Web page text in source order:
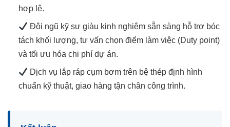
hợp lệ.
Đội ngũ kỹ sư giàu kinh nghiệm sẵn sàng hỗ trợ bóc
tách khối lượng, tư vấn chọn điểm làm việc (Duty point)
và tối ưu hóa chi phí dự án.
Dịch vụ lắp ráp cụm bơm trên bệ thép định hình
chuẩn kỹ thuật, giao hàng tận chân công trình.